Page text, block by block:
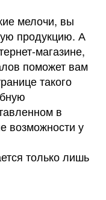
мелочи, вы
продукцию. А
магазине,
поможет вам
такого
в
возможности у
только лишь